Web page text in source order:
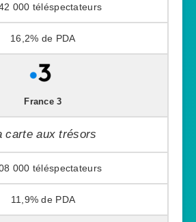
000
16,2%
France 3
carte aux trésors
000
11,9%